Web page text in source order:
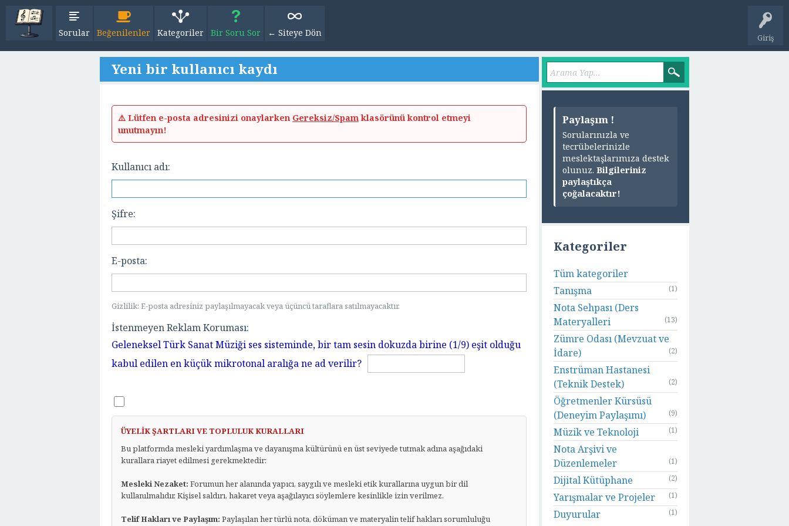
Giriş
Sorular Beğenilenler Kategoriler Bir Soru Sor ← Siteye Dön
Yeni bir kullanıcı kaydı
⚠️ Lütfen e-posta adresinizi onaylarken Gereksiz/Spamklasörünü kontrol etmeyi
unutmayın!
Kullanıcı adı:
Şifre:
E-posta:
Gizlilik: E-posta adresiniz paylaşılmayacak veya üçüncü taraflara satılmayacaktır.
İstenmeyen Reklam Koruması:
Geleneksel Türk Sanat Müziği ses sisteminde, bir tam sesin dokuzda birine (1/9) eşit olduğu
kabul edilen en küçük mikrotonal aralığa ne ad verilir?
ÜYELİK ŞARTLARI VE TOPLULUK KURALLARI
Bu platformda mesleki yardımlaşma ve dayanışma kültürünü en üst seviyede tutmak adına aşağıdaki
kurallara riayet edilmesi gerekmektedir:
Mesleki Nezaket: Forumun her alanında yapıcı, saygılı ve mesleki etik kurallarına uygun bir dil
kullanılmalıdır. Kişisel saldırı, hakaret veya aşağılayıcı söylemlere kesinlikle izin verilmez.
Telif Hakları ve Paylaşım: Paylaşılan her türlü nota, döküman ve materyalin telif hakları sorumluluğu
Paylaşım !
Sorularınızla ve
tecrübelerinizle
meslektaşlarımıza destek
olunuz. Bilgileriniz
paylaştıkça
çoğalacaktır!
Kategoriler
Tüm kategoriler
Tanışma
(1)
Nota Sehpası (Ders
Materyalleri
(13)
Zümre Odası (Mevzuat ve
İdare)
(2)
Enstrüman Hastanesi
(Teknik Destek)
(2)
Öğretmenler Kürsüsü
(Deneyim Paylaşımı)
(9)
Müzik ve Teknoloji (1)
Nota Arşivi ve
Düzenlemeler
(1)
Dijital Kütüphane (2)
Yarışmalar ve Projeler (1)
Duyurular (1)